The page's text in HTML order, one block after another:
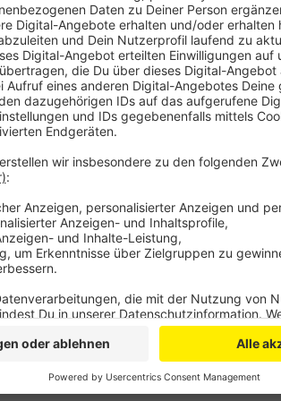
Anzeige
Der Fahrstreifen neben der Wand
muss dieser Bereich der A3 weiter
Sperrung aufgehoben wird, ist noch
aktuell noch in den vom Hochwasser
Im vergangenen November hatte sich
Verkleidungsstück aus der
begraben. Die Frau war bei dem Unfall
Anzeige